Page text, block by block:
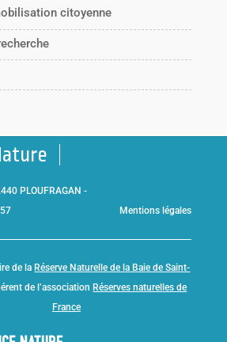
citoyenne
PLOUFRAGAN -
Mentions légales
de la Réserve Naturelle de la Baie de Saint-
de l’association Réserves naturelles de
France